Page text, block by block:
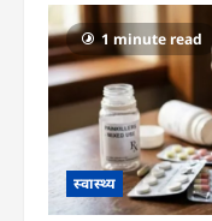
1 minute read
स्वास्थ्य